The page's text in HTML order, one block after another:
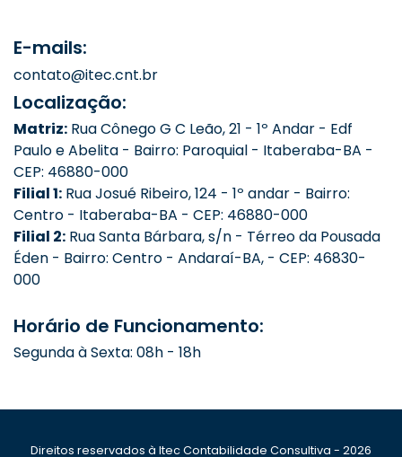
E-mails:
contato@itec.cnt.br
Localização:
Matriz: Rua Cônego G C Leão, 21 - 1º Andar - Edf
Paulo e Abelita - Bairro: Paroquial - Itaberaba-BA -
CEP: 46880-000
Filial 1: Rua Josué Ribeiro, 124 - 1º andar - Bairro:
Centro - Itaberaba-BA - CEP: 46880-000
Filial 2: Rua Santa Bárbara, s/n - Térreo da Pousada
Éden - Bairro: Centro - Andaraí-BA, - CEP: 46830-
000
Horário de Funcionamento:
Segunda à Sexta: 08h - 18h
Direitos reservados à Itec Contabilidade Consultiva - 2026